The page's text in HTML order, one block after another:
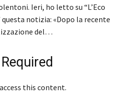
Ieri, ho letto su “L’Eco
notizia: «Dopo la recente
del…
this content.